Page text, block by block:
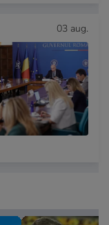
03 aug.